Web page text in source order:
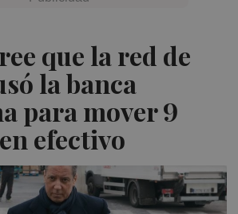
que la red de
la banca
para mover 9
efectivo